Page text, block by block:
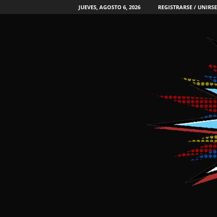
JUEVES, AGOSTO 6, 2026 REGISTRARSE / UNIRSE